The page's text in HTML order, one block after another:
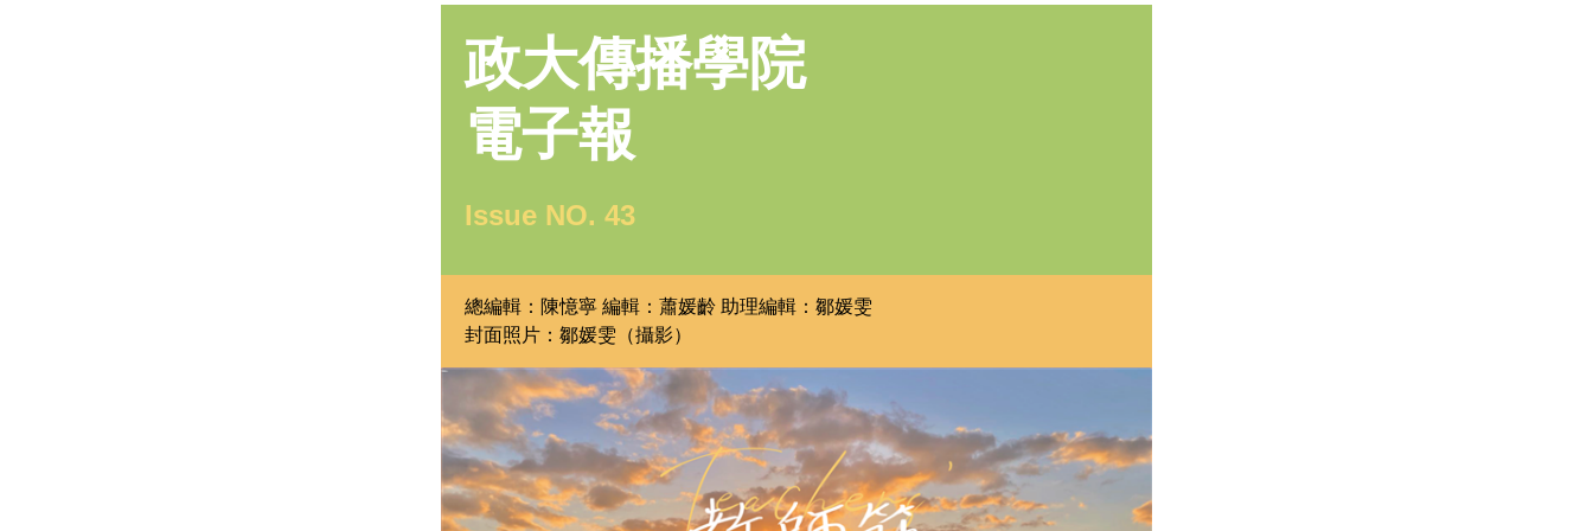
政大傳播學院
電子報
Issue NO. 43
總編輯：陳憶寧 編輯：蕭媛齡 助理編輯：鄒媛雯
封面照片：鄒媛雯（攝影）